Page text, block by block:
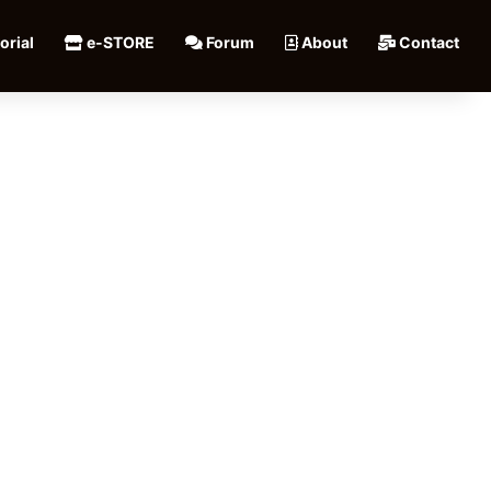
e-STORE Forum About Contact